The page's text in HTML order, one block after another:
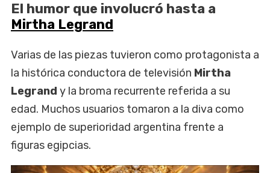
El humor que involucró hasta a
Mirtha Legrand
Varias de las piezas tuvieron como protagonista a
la histórica conductora de televisión Mirtha
Legrand y la broma recurrente referida a su
edad. Muchos usuarios tomaron a la diva como
ejemplo de superioridad argentina frente a
figuras egipcias.